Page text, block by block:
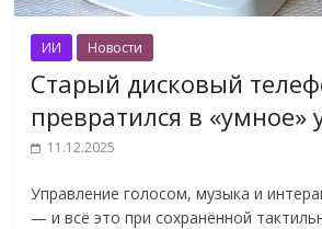
ИИ Новости
Старый дисковый
превратился в «умное»
11.12.2025
Управление голосом, музыка и
— и всё это при сохранённой